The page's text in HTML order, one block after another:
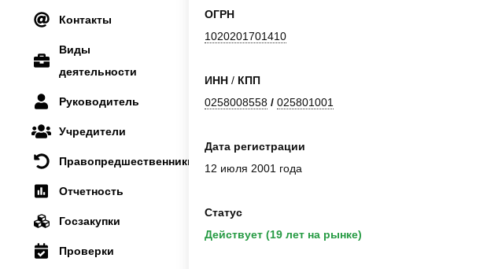
Контакты
Виды
деятельности
Руководитель
Учредители
Правопредшественники
Отчетность
Госзакупки
Проверки
ОГРН
1020201701410
ИНН / КПП
0258008558 / 025801001
Дата регистрации
12 июля 2001 года
Статус
Действует (19 лет на рынке)